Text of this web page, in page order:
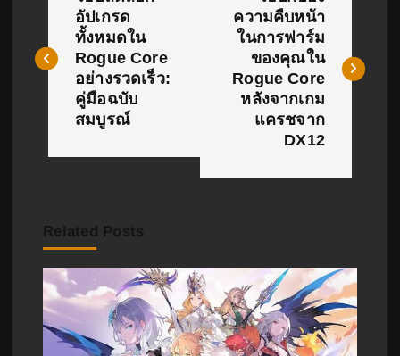
ะ
รื่
อ
ง
อัปเกรด
ทั้งหมดใน
Rogue Core
อย่างรวดเร็ว:
คู่มือฉบับ
สมบูรณ์
ความคืบหน้า
ในการฟาร์ม
ของคุณใน
Rogue Core
หลังจากเกม
แครชจาก
DX12
Related Posts